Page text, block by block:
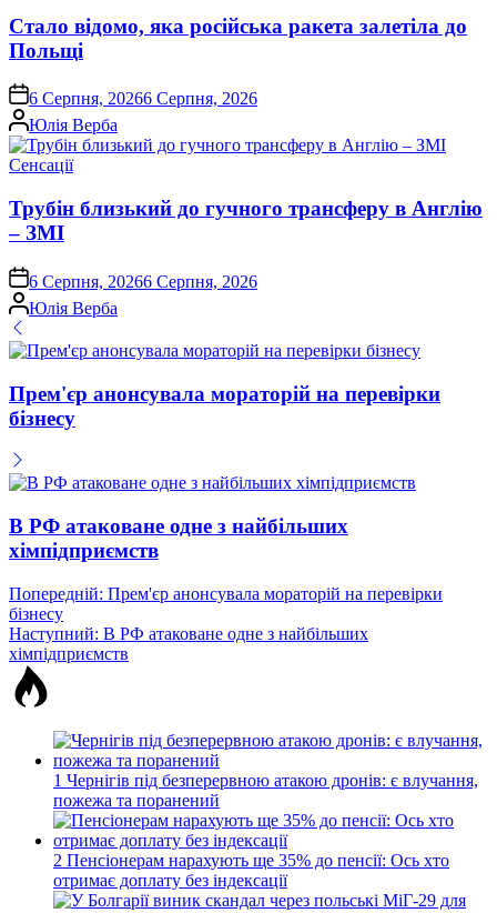
Стало відомо, яка російська ракета залетіла до
Польщі
on6 Серпня, 20266 Серпня, 2026
Опубліковано
Юлія Верба
Опублікувати
Сенсації
Трубін близький до гучного трансферу в Англію
– ЗМІ
on6 Серпня, 20266 Серпня, 2026
Опубліковано
Юлія Верба
Прем'єр анонсувала мораторій на перевірки
бізнесу
В РФ атаковане одне з найбільших
хімпідприємств
Навігація
записів
Попередній: Прем'єр анонсувала мораторій на перевірки
бізнесу
Наступний: В РФ атаковане одне з найбільших
хімпідприємств
1 Чернігів під безперервною атакою дронів: є влучання,
пожежа та поранений
2 Пенсіонерам нарахують ще 35% до пенсії: Ось хто
отримає доплату без індексації